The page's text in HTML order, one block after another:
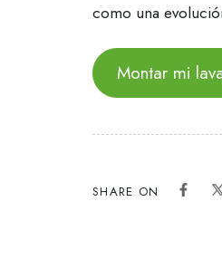
como una
Montar mi
SHARE ON